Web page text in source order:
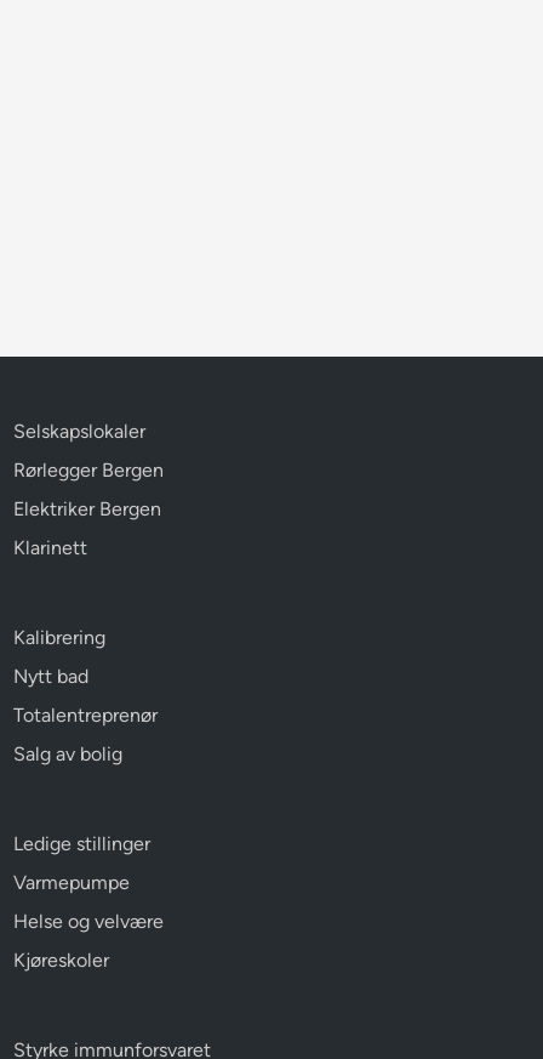
Selskapslokaler
Rørlegger Bergen
Elektriker Bergen
Klarinett
Kalibrering
Nytt bad
Totalentreprenør
Salg av bolig
Ledige stillinger
Varmepumpe
Helse og velvære
Kjøreskoler
Styrke immunforsvaret